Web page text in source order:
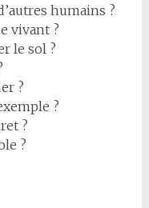
humains ?
vivant ?
le sol ?
?
?
?
?